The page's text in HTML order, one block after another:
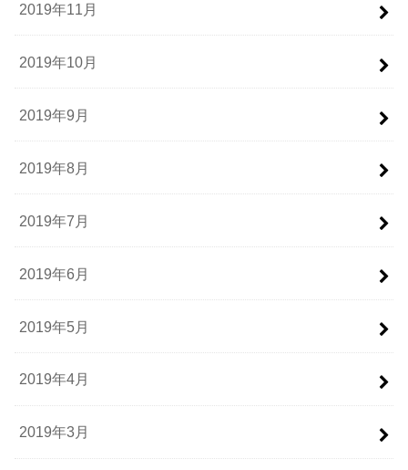
2019年11月
2019年10月
2019年9月
2019年8月
2019年7月
2019年6月
2019年5月
2019年4月
2019年3月